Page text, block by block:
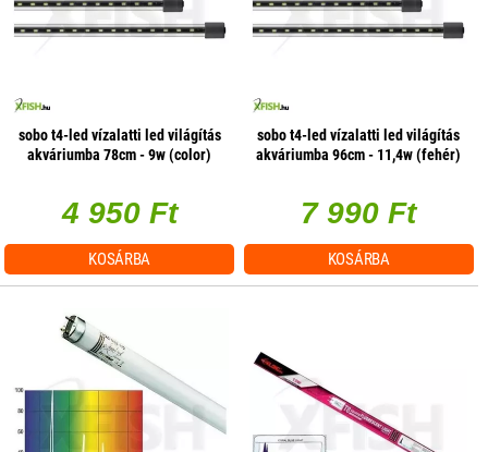
sobo t4-led vízalatti led világítás
akváriumba 78cm - 9w (color)
4 950 Ft
KOSÁRBA
sobo t4-led vízalatti led világítás
akváriumba 96cm - 11,4w (fehér)
7 990 Ft
KOSÁRBA